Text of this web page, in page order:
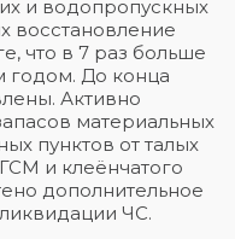
и водопропускных
восстановление
что в 7 раз больше
До конца
Активно
материальных
пунктов от талых
и клеёнчатого
дополнительное
ЧС.